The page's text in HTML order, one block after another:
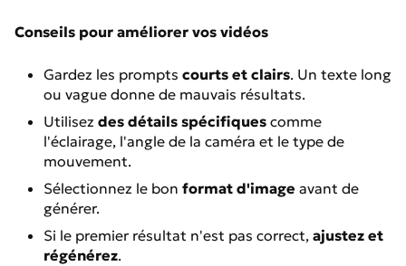
Conseils pour améliorer vos vidéos
Gardez les prompts courts et clairs. Un texte long
ou vague donne de mauvais résultats.
Utilisez des détails spécifiques comme
l'éclairage, l'angle de la caméra et le type de
mouvement.
Sélectionnez le bon format d'image avant de
générer.
Si le premier résultat n'est pas correct, ajustez et
régénérez.